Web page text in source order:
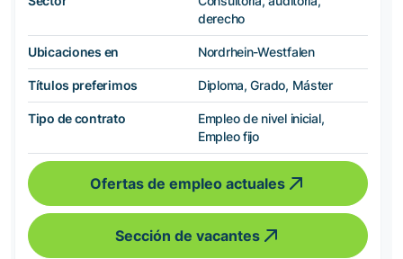
derecho
Ubicaciones en Nordrhein-Westfalen
Títulos preferimos Diploma, Grado, Máster
Tipo de contrato
Empleo de nivel inicial,
Empleo fijo
Ofertas de empleo actuales
Sección de vacantes